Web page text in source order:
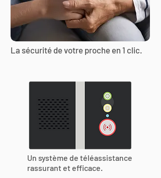
La sécurité de votre proche en 1 clic.
Un système de téléassistance
rassurant et efficace.